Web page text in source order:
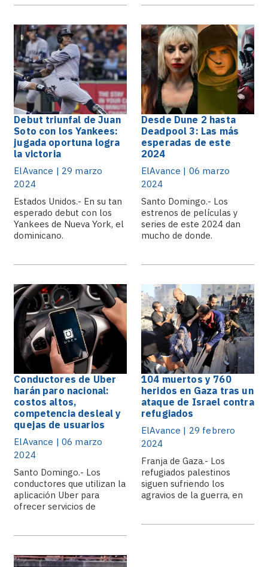
Debut triunfal de Juan
Soto con los Yankees:
jugada oportuna logra
la victoria
ElAvance | 29 marzo
2024
Estados Unidos.- En su tan
esperado debut con los
Yankees de Nueva York, el
dominicano.
Desde Dune 2 hasta
Deadpool 3: Las más
esperadas de este
2024
ElAvance | 06 marzo
2024
Santo Domingo.- Los
estrenos de películas y
series de este 2024 dan
mucho de donde.
Conductores de Uber
harán paro nacional:
costos altos,
competencia desleal y
quejas de usuarios
ElAvance | 06 marzo
2024
Santo Domingo.- Los
conductores que utilizan la
aplicación Uber para
ofrecer servicios de
104 muertos y 760
heridos en Gaza tras un
ataque de Israel contra
refugiados
ElAvance | 29 febrero
2024
Franja de Gaza.- Los
refugiados palestinos
siguen sufriendo los
agravios de la guerra, en